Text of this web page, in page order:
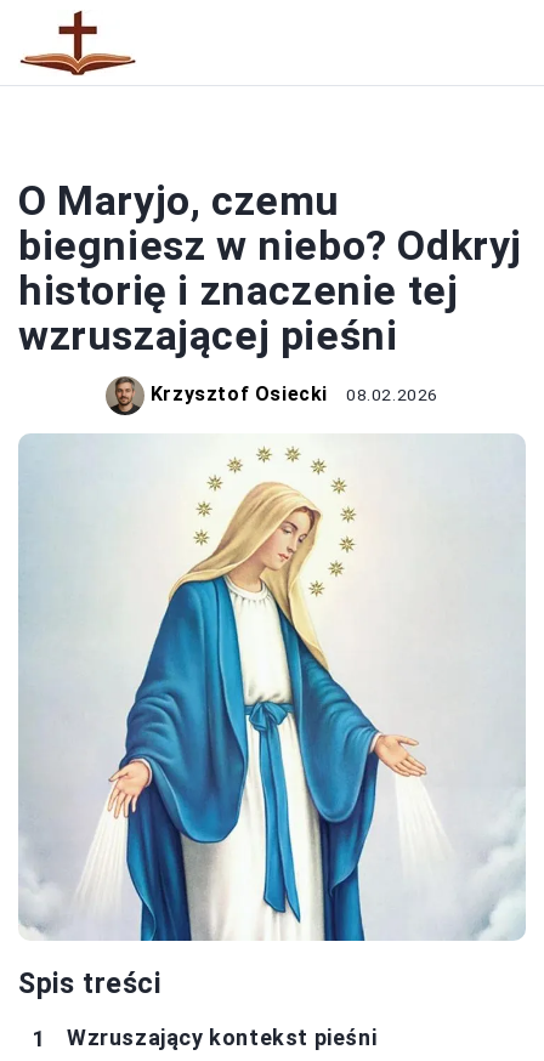
O Maryjo, czemu
biegniesz w niebo? Odkryj
historię i znaczenie tej
wzruszającej pieśni
Krzysztof Osiecki 08.02.2026
Spis treści
Wzruszający kontekst pieśni